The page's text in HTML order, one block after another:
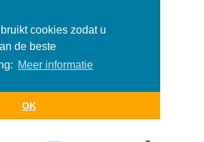
cookies zodat u
de beste
Meer informatie
OK